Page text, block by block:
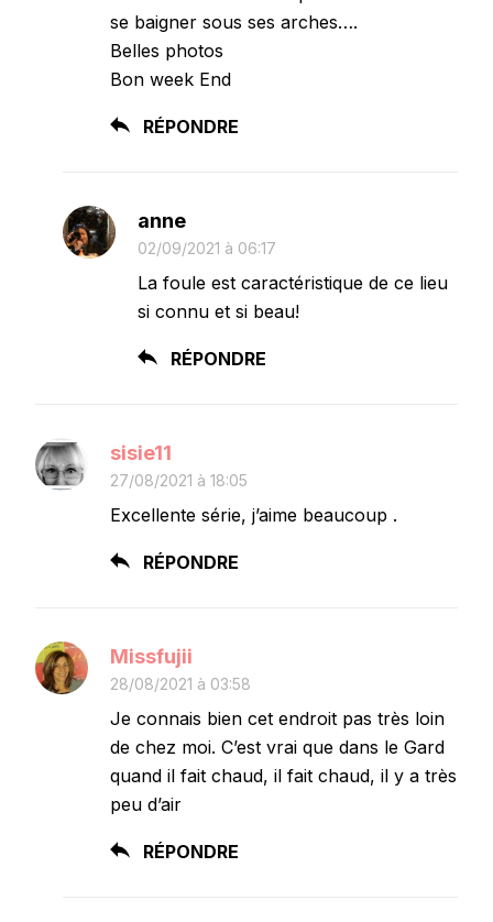
se baigner sous ses arches….
Belles photos
Bon week End
RÉPONDRE
anne
02/09/2021 à 06:17
La foule est caractéristique de ce lieu
si connu et si beau!
RÉPONDRE
sisie11
27/08/2021 à 18:05
Excellente série, j’aime beaucoup .
RÉPONDRE
Missfujii
28/08/2021 à 03:58
Je connais bien cet endroit pas très loin
de chez moi. C’est vrai que dans le Gard
quand il fait chaud, il fait chaud, il y a très
peu d’air
RÉPONDRE